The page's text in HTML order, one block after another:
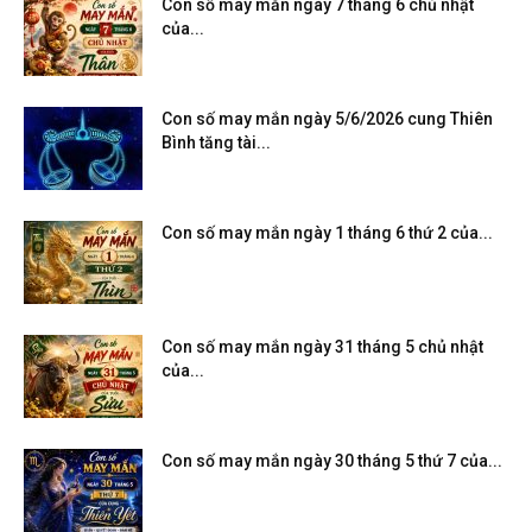
Con số may mắn ngày 7 tháng 6 chủ nhật
của...
Con số may mắn ngày 5/6/2026 cung Thiên
Bình tăng tài...
Con số may mắn ngày 1 tháng 6 thứ 2 của...
Con số may mắn ngày 31 tháng 5 chủ nhật
của...
Con số may mắn ngày 30 tháng 5 thứ 7 của...